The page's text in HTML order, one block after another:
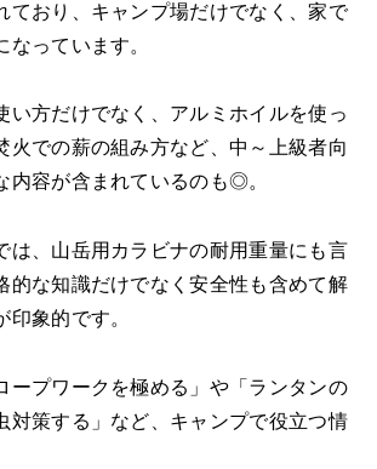
ており、キャンプ場だけでなく、家で
なっています。
い方だけでなく、アルミホイルを使っ
火での薪の組み方など、中～上級者向
内容が含まれているのも◎。
は、山岳用カラビナの耐用重量にも言
的な知識だけでなく安全性も含めて解
象的です。
ープワークを極める」や「ランタンの
対策する」など、キャンプで役立つ情